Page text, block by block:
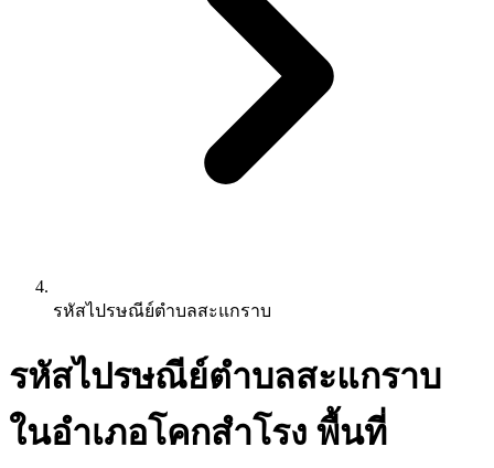
รหัสไปรษณีย์ตำบลสะแกราบ
รหัสไปรษณีย์ตำบลสะแกราบ
ในอำเภอโคกสำโรง พื้นที่